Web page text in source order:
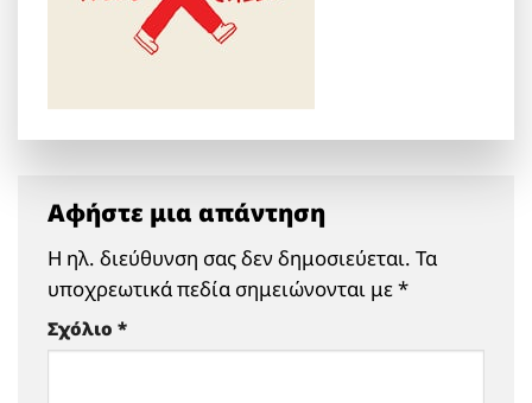
Αφήστε μια απάντηση
Η ηλ. διεύθυνση σας δεν δημοσιεύεται. Τα
υποχρεωτικά πεδία σημειώνονται με*
Σχόλιο *